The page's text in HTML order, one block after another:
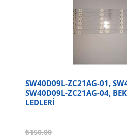
SW40D09L-ZC21AG-01,
SW40D09L-ZC21AG-04,
LEDLERİ
₺150,00